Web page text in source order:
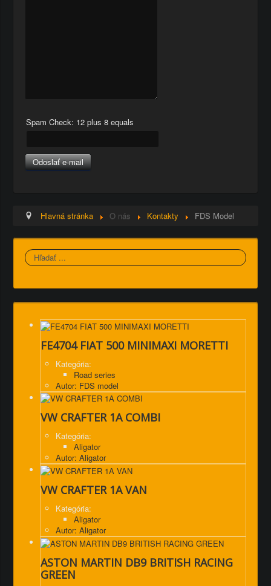
Spam Check: 12 plus 8 equals
Odoslať e-mail
Hlavná stránka O nás Kontakty FDS Model
Hľadať
FE4704 FIAT 500 MINIMAXI MORETTI
Kategória:
Road series
Autor: FDS model
VW CRAFTER 1A COMBI
Kategória:
Aligator
Autor: Aligator
VW CRAFTER 1A VAN
Kategória:
Aligator
Autor: Aligator
ASTON MARTIN DB9 BRITISH RACING
GREEN